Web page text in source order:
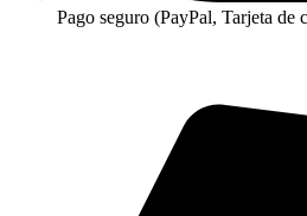
Pago seguro (PayPal, Tarjeta de